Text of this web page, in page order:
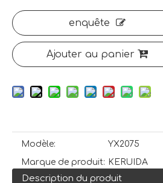
enquête
Ajouter au panier
Modèle:
YX2075
Marque de produit: KERUIDA
Description du produit